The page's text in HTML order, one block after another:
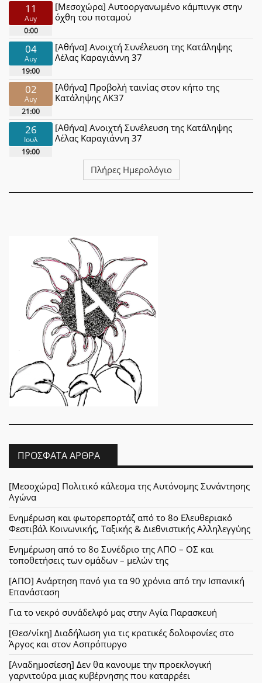
11
Αυγ
0:00
[Μεσοχώρα] Αυτοοργανωμένο κάμπινγκ στην
όχθη του ποταμού
04
Αυγ
19:00
[Αθήνα] Ανοιχτή Συνέλευση της Κατάληψης
Λέλας Καραγιάννη 37
02
Αυγ
21:00
[Αθήνα] Προβολή ταινίας στον κήπο της
Κατάληψης ΛΚ37
26
Ιουλ
19:00
[Αθήνα] Ανοιχτή Συνέλευση της Κατάληψης
Λέλας Καραγιάννη 37
Πλήρες Ημερολόγιο
ΠΡΌΣΦΑΤΑ ΆΡΘΡΑ
[Μεσοχώρα] Πολιτικό κάλεσμα της Αυτόνομης Συνάντησης
Αγώνα
Ενημέρωση και φωτορεπορτάζ από το 8ο Ελευθεριακό
Φεστιβάλ Κοινωνικής, Ταξικής & Διεθνιστικής Αλληλεγγύης
Ενημέρωση από το 8ο Συνέδριο της ΑΠΟ – ΟΣ και
τοποθετήσεις των ομάδων – μελών της
[ΑΠΟ] Ανάρτηση πανό για τα 90 χρόνια από την Ισπανική
Επανάσταση
Για το νεκρό συνάδελφό μας στην Αγία Παρασκευή
[Θεσ/νίκη] Διαδήλωση για τις κρατικές δολοφονίες στο
Άργος και στον Ασπρόπυργο
[Αναδημοσίεση] Δεν θα κανουμε την προεκλογική
γαρνιτούρα μιας κυβέρνησης που καταρρέει